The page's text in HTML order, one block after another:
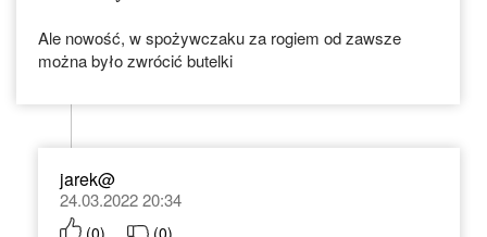
Ale nowość, w spożywczaku za rogiem od zawsze
można było zwrócić butelki
jarek@
24.03.2022 20:34
(0) (0)